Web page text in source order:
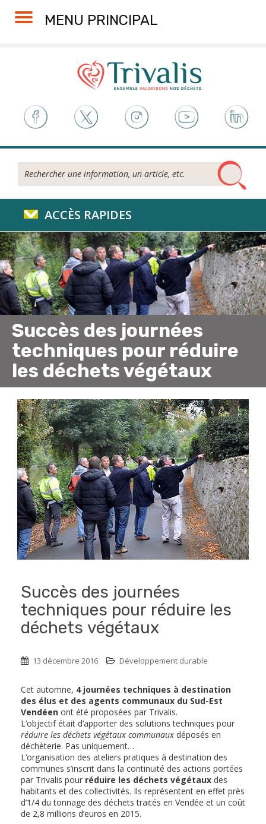
MENU PRINCIPAL
Rechercher...
ACCÈS RAPIDES
Succès des journées
techniques pour réduire
les déchets végétaux
Succès des journées
techniques pour réduire les
déchets végétaux
13 décembre 2016 Développement durable
Cet automne, 4 journées techniques à destination
des élus et des agents communaux du Sud-Est
Vendéen ont été proposées par Trivalis.
L’objectif était d’apporter des solutions techniques pour
réduire les déchets végétaux communaux déposés en
déchèterie. Pas uniquement…
L’organisation des ateliers pratiques à destination des
communes s’inscrit dans la continuité des actions portées
par Trivalis pour réduire les déchets végétaux des
habitants et des collectivités. Ils représentent en effet près
d’1/4 du tonnage des déchets traités en Vendée et un coût
de 2,8 millions d’euros en 2015.